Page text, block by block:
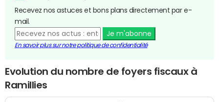
Recevez nos astuces et bons plans directement par e-
mail.
Je m'abonne
En savoir plus sur notre politique de confidentialité
Evolution du nombre de foyers fiscaux à
Ramillies